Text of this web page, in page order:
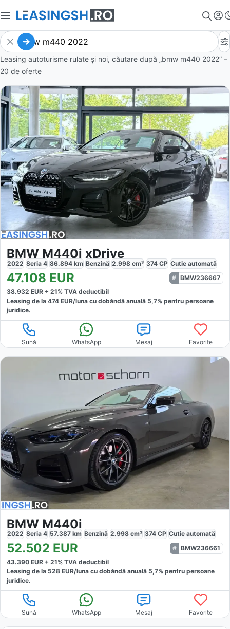
Leasing autoturisme rulate și noi, căutare după „bmw m440 2022” –
20 de oferte
BMW M440i xDrive
2022 Seria 4 86.894 km Benzină 2.998 cm³ 374 CP Cutie automată
47.108 EUR
BMW236667
38.932 EUR + 21% TVA deductibil
Leasing de la 474 EUR/luna cu dobăndă anuală 5,7% pentru persoane
juridice.
Sună WhatsApp Mesaj Favorite
BMW M440i
2022 Seria 4 57.387 km Benzină 2.998 cm³ 374 CP Cutie automată
52.502 EUR
BMW236661
43.390 EUR + 21% TVA deductibil
Leasing de la 528 EUR/luna cu dobăndă anuală 5,7% pentru persoane
juridice.
Sună WhatsApp Mesaj Favorite